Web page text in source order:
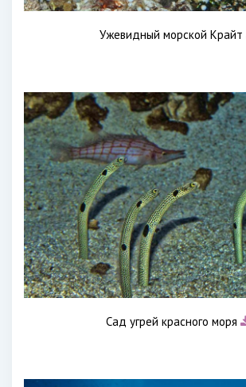
Ужевидный морской Крайт
Сад угрей красного моря